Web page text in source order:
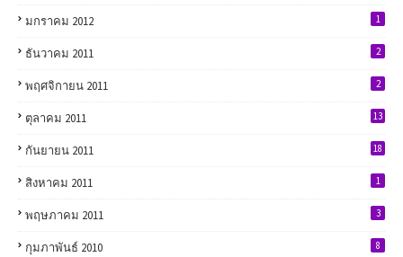
มกราคม 2012 1
ธันวาคม 2011 2
พฤศจิกายน 2011 2
ตุลาคม 2011 13
กันยายน 2011 18
สิงหาคม 2011 1
พฤษภาคม 2011 3
กุมภาพันธ์ 2010 8